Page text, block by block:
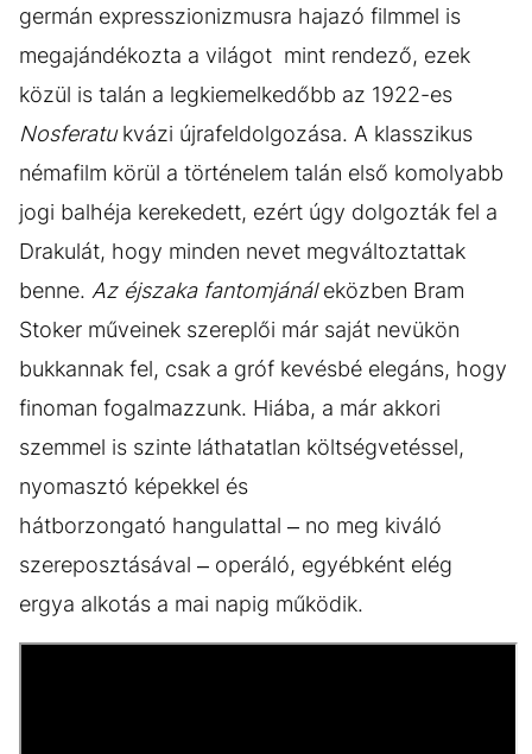
germán expresszionizmusra hajazó filmmel is
megajándékozta a világot mint rendező, ezek
közül is talán a legkiemelkedőbb az 1922-es
Nosferatukvázi újrafeldolgozása. A klasszikus
némafilm körül a történelem talán első komolyabb
jogi balhéja kerekedett, ezért úgy dolgozták fel a
Drakulát, hogy minden nevet megváltoztattak
benne. Az éjszaka fantomjánáleközben Bram
Stoker műveinek szereplői már saját nevükön
bukkannak fel, csak a gróf kevésbé elegáns, hogy
finoman fogalmazzunk. Hiába, a már akkori
szemmel is szinte láthatatlan költségvetéssel,
nyomasztó képekkel és
hátborzongató hangulattal – no meg kiváló
szereposztásával – operáló, egyébként elég
ergya alkotás a mai napig működik.